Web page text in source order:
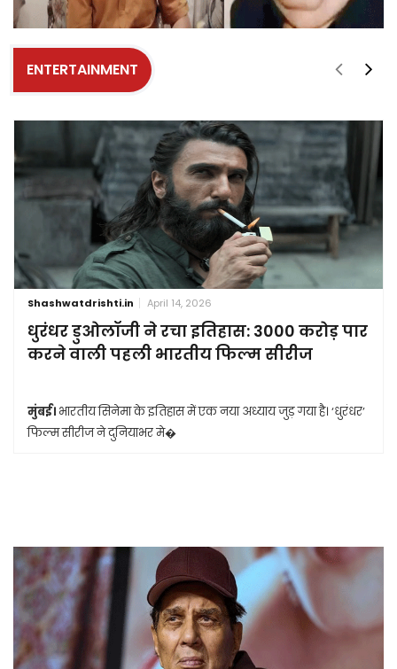
ENTERTAINMENT
Shashwatdrishti.in April 14, 2026
धुरंधर डुओलॉजी ने रचा इतिहास: 3000 करोड़ पार
करने वाली पहली भारतीय फिल्म सीरीज
मुंबई। भारतीय सिनेमा के इतिहास में एक नया अध्याय जुड़ गया है। ‘धुरंधर’
फिल्म सीरीज ने दुनियाभर मे�